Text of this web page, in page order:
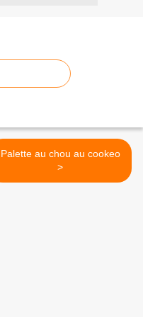
Palette au chou au cookeo
>